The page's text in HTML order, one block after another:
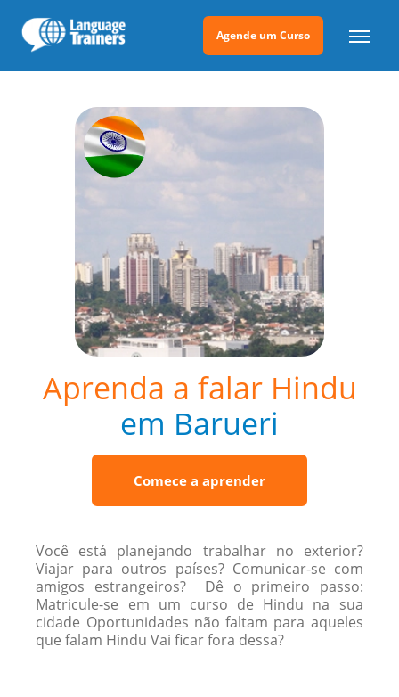
Agende um Curso
Aprenda a falar Hindu
em Barueri
Comece a aprender
Você está planejando trabalhar no exterior?
Viajar para outros países? Comunicar-se com
amigos estrangeiros? Dê o primeiro passo:
Matricule-se em um curso de Hindu na sua
cidade Oportunidades não faltam para aqueles
que falam Hindu Vai ficar fora dessa?